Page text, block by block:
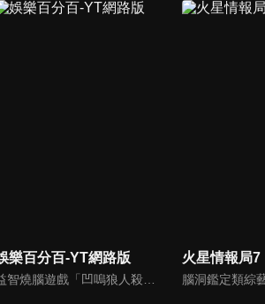
樂百分百-YT網路版
益智燒腦遊戲「凹嗚狼人殺」激發你的邏輯推理能力，偶像巨星雲集，全球娛樂資訊，一手掌握不脫節！2025全新升級改版，盡在《娛樂百分百-YT網路版》！
火星情報局7